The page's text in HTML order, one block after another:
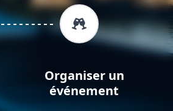
Organiser un
événement